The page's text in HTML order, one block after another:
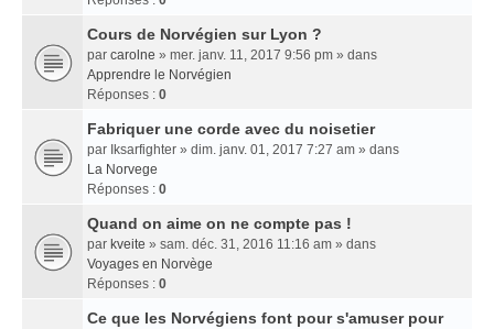
Cours de Norvégien sur Lyon ?
par carolne » mer. janv. 11, 2017 9:56 pm » dans
Apprendre le Norvégien
Réponses : 0
Fabriquer une corde avec du noisetier
par Iksarfighter » dim. janv. 01, 2017 7:27 am » dans
La Norvege
Réponses : 0
Quand on aime on ne compte pas !
par kveite » sam. déc. 31, 2016 11:16 am » dans
Voyages en Norvège
Réponses : 0
Ce que les Norvégiens font pour s'amuser pour